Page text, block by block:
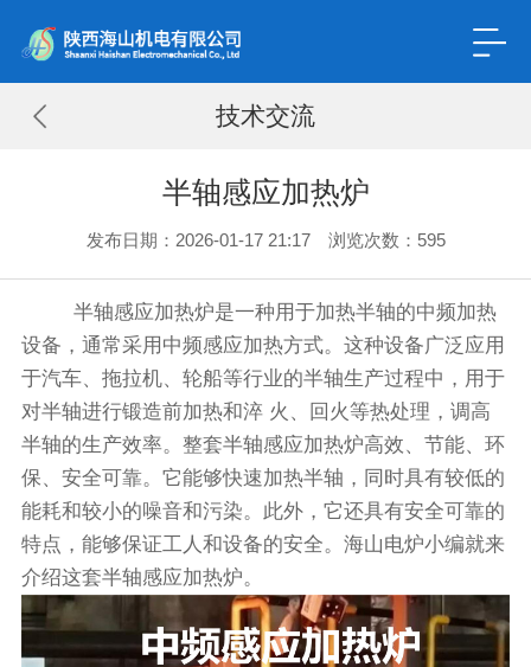
技术交流
半轴感应加热炉
发布日期：2026-01-17 21:17 浏览次数： 595
半轴感应加热炉是一种用于加热半轴的中频加热
设备，通常采用中频感应加热方式。这种设备广泛应用
于汽车、拖拉机、轮船等行业的半轴生产过程中，用于
对半轴进行锻造前加热和淬 火、回火等热处理，调高
半轴的生产效率。整套半轴感应加热炉高效、节能、环
保、安全可靠。它能够快速加热半轴，同时具有较低的
能耗和较小的噪音和污染。此外，它还具有安全可靠的
特点，能够保证工人和设备的安全。海山电炉小编就来
介绍这套半轴感应加热炉。‍